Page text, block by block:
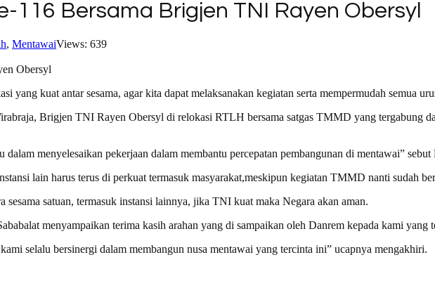
116 Bersama Brigjen TNI Rayen Obersyl
, MentawaiViews: 639
yang kuat antar sesama, agar kita dapat melaksanakan kegiatan serta mempermudah semua
Brigjen TNI Rayen Obersyl di relokasi RTLH bersama satgas TMMD yang
menyelesaikan pekerjaan dalam membantu percepatan pembangunan di mentawai” sebut
lain harus terus di perkuat termasuk masyarakat,meskipun kegiatan TMMD nanti sudah
satuan, termasuk instansi lainnya, jika TNI kuat maka Negara akan aman.
menyampaikan terima kasih arahan yang di sampaikan oleh Danrem kepada kami
selalu bersinergi dalam membangun nusa mentawai yang tercinta ini” ucapnya mengakhiri.